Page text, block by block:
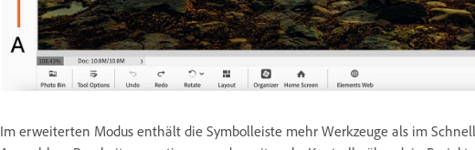
Im erweiterten Modus enthält die Symbolleiste mehr Werkzeuge als im